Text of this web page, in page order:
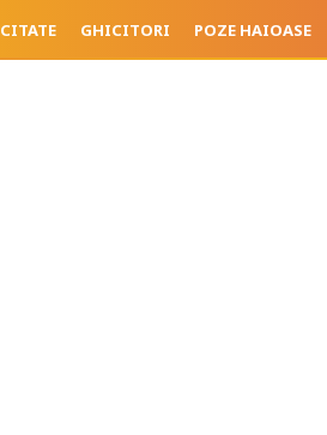
CITATE GHICITORI POZE HAIOASE